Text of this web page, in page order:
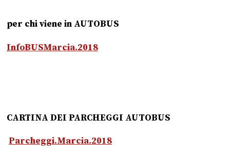
per chi viene in AUTOBUS
InfoBUSMarcia.2018
CARTINA DEI PARCHEGGI AUTOBUS
Parcheggi.Marcia.2018